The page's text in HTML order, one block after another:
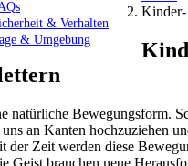
& Verhalten
& Umgebung
Kinder-
natürliche Bewegungsform.
an Kanten hochzuziehen
der Zeit werden diese
Geist brauchen neue